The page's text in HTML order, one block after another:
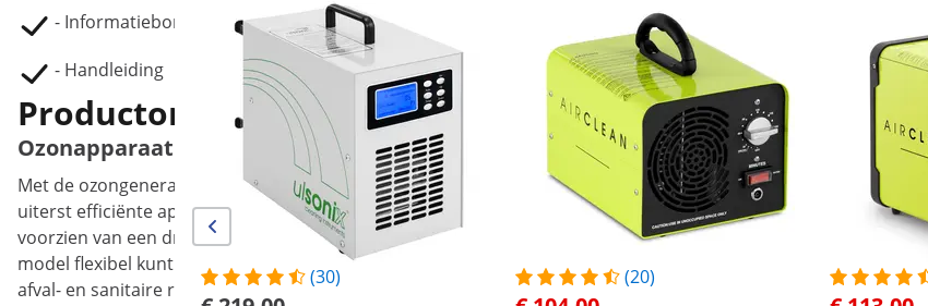
- Informatiebord
- Handleiding
(30) (20)
Productomschrijving
Ozonapparaat voor werkplaatsen, hotels of afval- en sanitaire ruimtes
Met de ozongenerator van ulsonix kunt u op professionele wijze de lucht in gesloten ruimtes voorbereiden. Het
uiterst efficiënte apparaat neutraliseert zelfs intense geuren, allergenen en schimmelsporen. De luchtreiniger is
voorzien van een draaggreep voor gemakkelijk transport en is lichtgewicht en compact. Dit betekent dat u het
model flexibel kunt gebruiken, of het nu in hotels, autowerkplaatsen, bij binnenlucht- en gebouwrenovatie of in
afval- en sanitaire ruimtes is.